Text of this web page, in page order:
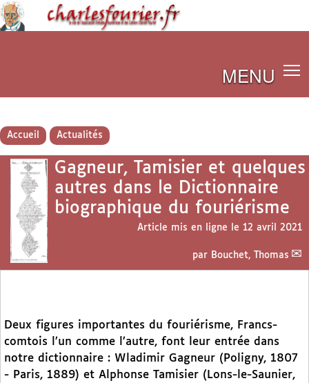
MENU
Accueil Actualités
Gagneur, Tamisier et quelques
autres dans le Dictionnaire
biographique du fouriérisme
Article mis en ligne le 12 avril 2021
par Bouchet, Thomas
Deux figures importantes du fouriérisme, Francs-
comtois l’un comme l’autre, font leur entrée dans
notre dictionnaire : Wladimir Gagneur (Poligny, 1807
- Paris, 1889) et Alphonse Tamisier (Lons-le-Saunier,